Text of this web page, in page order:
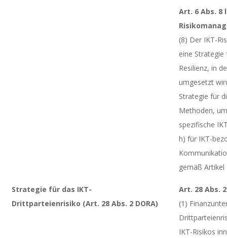
Art. 6 Abs. 8
(8) Der IKT-
eine
Resilienz, in
umgesetzt
Strategie für
Methoden,
spezifische
h) für IKT-
gemäß
Strategie für das IKT-
Drittparteienrisiko (Art. 28 Abs. 2 DORA)
Art. 28 Abs.
(1)
IKT-Risikos